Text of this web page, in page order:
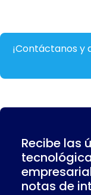
¡Contáctanos y
Recibe las
notas de